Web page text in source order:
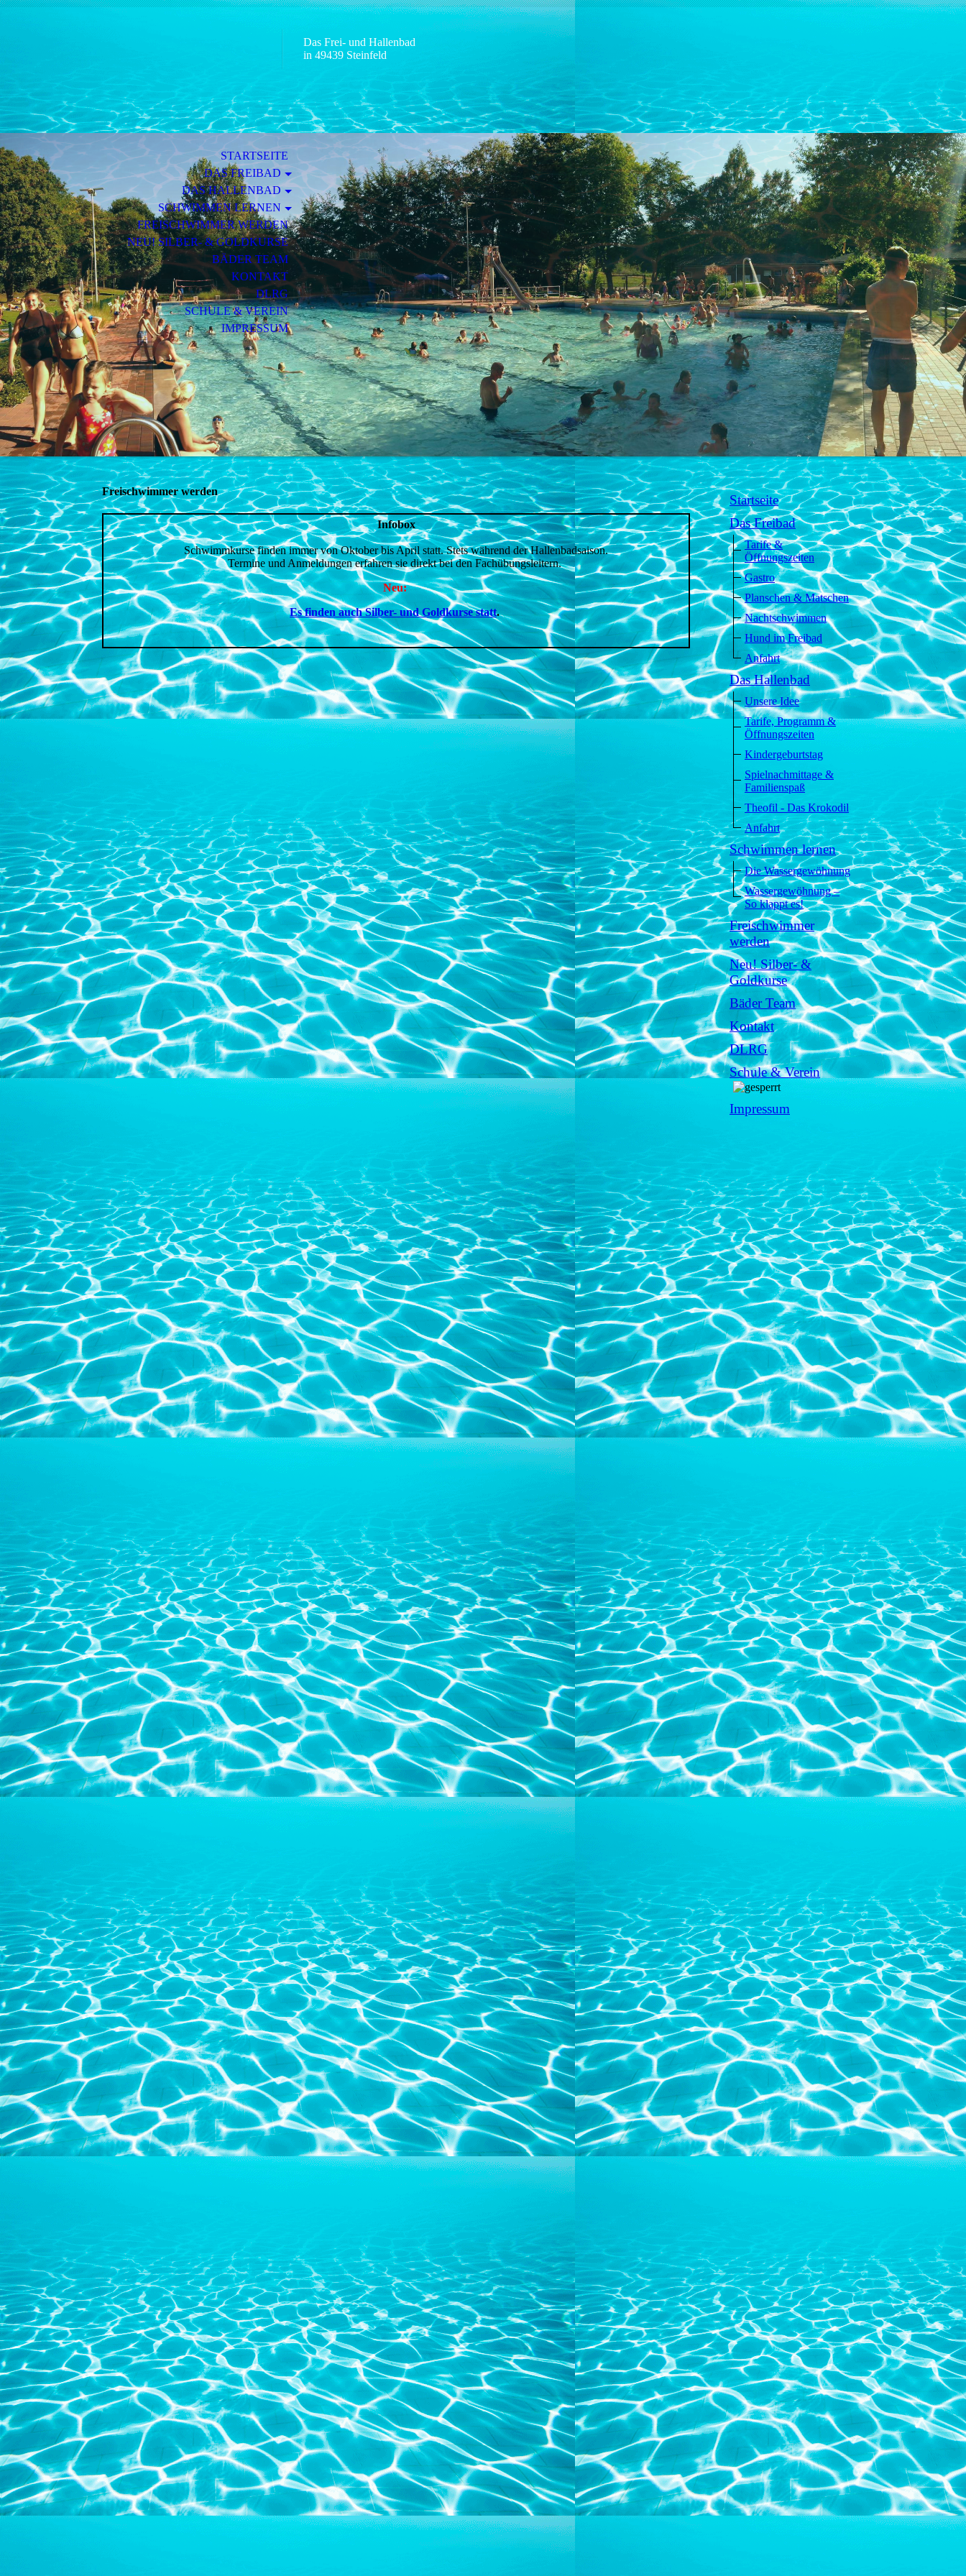
Das Frei- und Hallenbad
in 49439 Steinfeld
STARTSEITE
DAS FREIBAD
DAS HALLENBAD
SCHWIMMEN LERNEN
FREISCHWIMMER WERDEN
NEU! SILBER- & GOLDKURSE
BÄDER TEAM
KONTAKT
DLRG
SCHULE & VEREIN
IMPRESSUM
Freischwimmer werden
Infobox
Schwimmkurse finden immer von Oktober bis April statt. Stets während der Hallenbadsaison.
Termine und Anmeldungen erfahren sie direkt bei den Fachübungsleitern.
Neu:
Es finden auch Silber- und Goldkurse statt.
100_0856
C0010041
Startseite
Das Freibad
Tarife &
Öffnungszeiten
Gastro
Planschen & Matschen
Nachtschwimmen
Hund im Freibad
Anfahrt
Das Hallenbad
Unsere Idee
Tarife, Programm &
Öffnungszeiten
Kindergeburtstag
Spielnachmittage &
Familienspaß
Theofil - Das Krokodil
Anfahrt
Schwimmen lernen
Die Wassergewöhnung
Wassergewöhnung –
So klappt es!
Freischwimmer
werden
Neu! Silber- &
Goldkurse
Bäder Team
Kontakt
DLRG
Schule & Verein
Impressum